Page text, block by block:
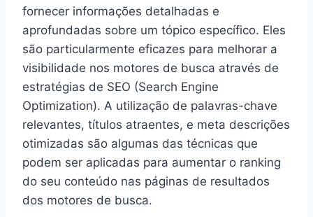
fornecer informações detalhadas e
aprofundadas sobre um tópico específico. Eles
são particularmente eficazes para melhorar a
visibilidade nos motores de busca através de
estratégias de SEO (Search Engine
Optimization). A utilização de palavras-chave
relevantes, títulos atraentes, e meta descrições
otimizadas são algumas das técnicas que
podem ser aplicadas para aumentar o ranking
do seu conteúdo nas páginas de resultados
dos motores de busca.